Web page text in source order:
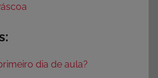
dia de aula?